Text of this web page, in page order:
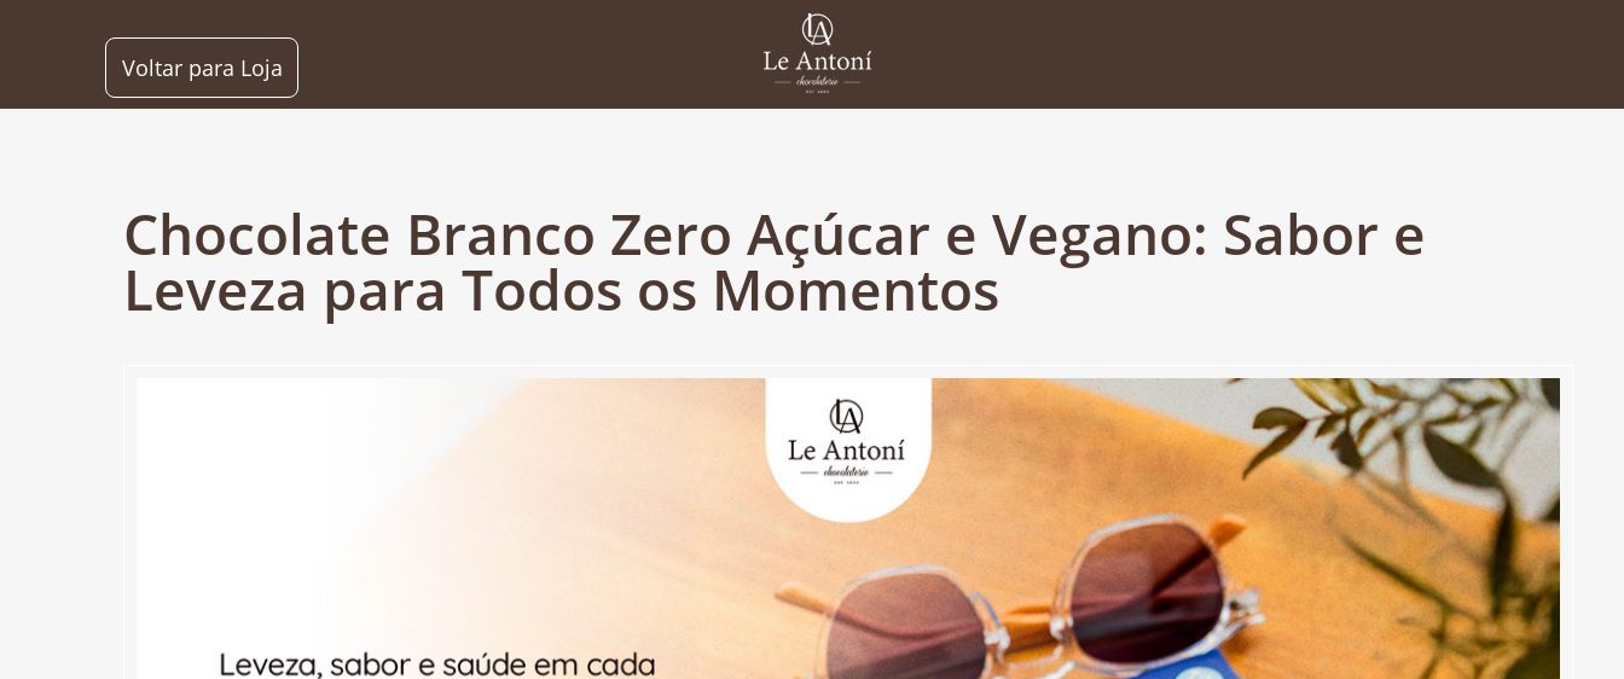
Voltar para Loja
Chocolate Branco Zero Açúcar e Vegano: Sabor e
Leveza para Todos os Momentos